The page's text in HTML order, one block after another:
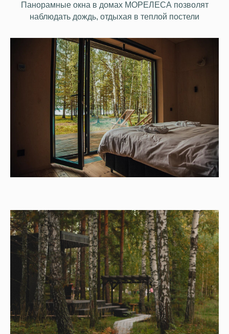
Панорамные окна в домах МОРЕЛЕСА позволят
наблюдать дождь, отдыхая в теплой постели